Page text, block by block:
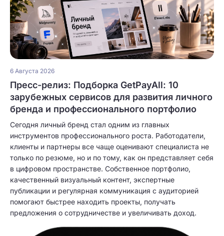
6 Августа 2026
Пресс-релиз: Подборка GetPayAll: 10
зарубежных сервисов для развития личного
бренда и профессионального портфолио
Сегодня личный бренд стал одним из главных
инструментов профессионального роста. Работодатели,
клиенты и партнеры все чаще оценивают специалиста не
только по резюме, но и по тому, как он представляет себя
в цифровом пространстве. Собственное портфолио,
качественный визуальный контент, экспертные
публикации и регулярная коммуникация с аудиторией
помогают быстрее находить проекты, получать
предложения о сотрудничестве и увеличивать доход.